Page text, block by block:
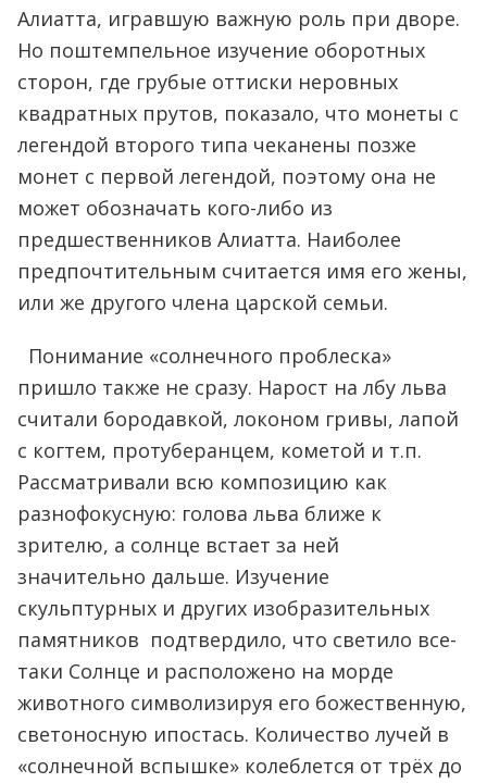
Алиатта, игравшую важную роль при дворе.
Но поштемпельное изучение оборотных
сторон, где грубые оттиски неровных
квадратных прутов, показало, что монеты с
легендой второго типа чеканены позже
монет с первой легендой, поэтому она не
может обозначать кого-либо из
предшественников Алиатта. Наиболее
предпочтительным считается имя его жены,
или же другого члена царской семьи.
Понимание «солнечного проблеска»
пришло также не сразу. Нарост на лбу льва
считали бородавкой, локоном гривы, лапой
с когтем, протуберанцем, кометой и т.п.
Рассматривали всю композицию как
разнофокусную: голова льва ближе к
зрителю, а солнце встает за ней
значительно дальше. Изучение
скульптурных и других изобразительных
памятников подтвердило, что светило все-
таки Солнце и расположено на морде
животного символизируя его божественную,
светоносную ипостась. Количество лучей в
«солнечной вспышке» колеблется от трёх до